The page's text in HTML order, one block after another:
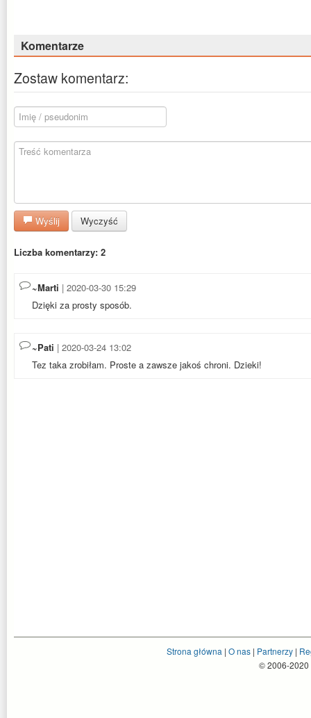
Komentarze
Zostaw komentarz:
Wyślij Wyczyść
Liczba komentarzy: 2
~Marti | 2020-03-30 15:29
Dzięki za prosty sposób.
~Pati | 2020-03-24 13:02
Tez taka zrobiłam. Proste a zawsze jakoś chroni. Dzieki!
Strona główna | O nas| Partnerzy|
© 2006-2020